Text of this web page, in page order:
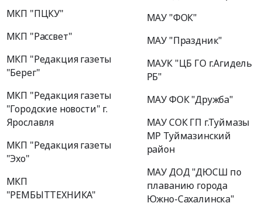
МКП "ПЦКУ"
МКП "Рассвет"
МКП "Редакция газеты
"Берег"
МКП "Редакция газеты
"Городские новости" г.
Ярославля
МКП "Редакция газеты
"Эхо"
МКП
"РЕМБЫТТЕХНИКА"
МАУ "ФОК"
МАУ "Праздник"
МАУК "ЦБ ГО г.Агидель
РБ"
МАУ ФОК "Дружба"
МАУ СОК ГП г.Туймазы
МР Туймазинский
район
МАУ ДОД "ДЮСШ по
плаванию города
Южно-Сахалинска"